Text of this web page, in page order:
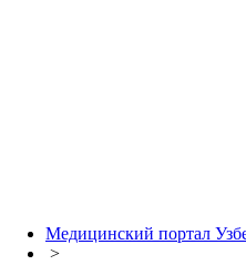
Медицинский портал
>